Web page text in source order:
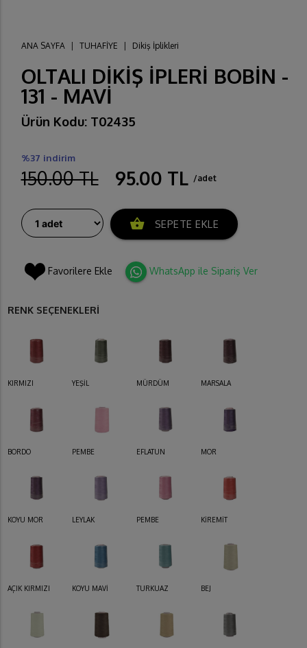
ANA SAYFA TUHAFİYE Dikiş İplikleri
OLTALI DİKİŞ İPLERİ BOBİN -
131 - MAVİ
Ürün Kodu: T02435
%37 indirim
150.00 TL 95.00 TL /adet
shopping_basket SEPETE EKLE
Favorilere Ekle WhatsApp ile Sipariş Ver
RENK SEÇENEKLERİ
KIRMIZI YEŞİL MÜRDÜM MARSALA
BORDO PEMBE EFLATUN MOR
KOYU MOR LEYLAK PEMBE KİREMİT
AÇIK KIRMIZI KOYU MAVİ TURKUAZ BEJ